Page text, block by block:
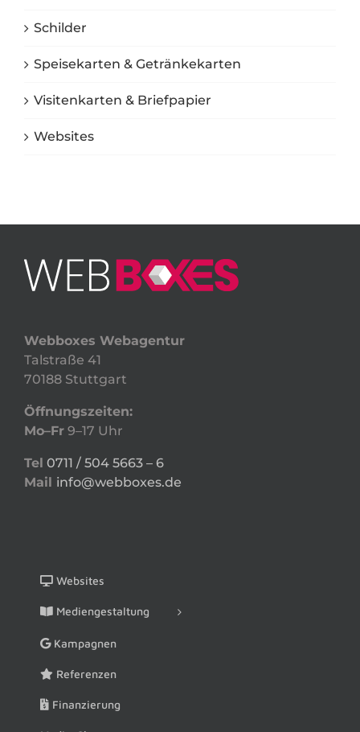
Schilder
Speisekarten & Getränkekarten
Visitenkarten & Briefpapier
Websites
Webboxes Webagentur
Talstraße 41
70188 Stuttgart
Öffnungszeiten:
Mo–Fr 9–17 Uhr
Tel 0711 / 504 5663 – 6
Mail info@webboxes.de
Websites
Mediengestaltung
Kampagnen
Referenzen
Finanzierung